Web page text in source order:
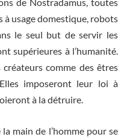
à usage domestique, robots
le seul but de servir les
supérieures à l’humanité.
comme des êtres
imposeront leur loi à
à la détruire.
main de l’homme pour se